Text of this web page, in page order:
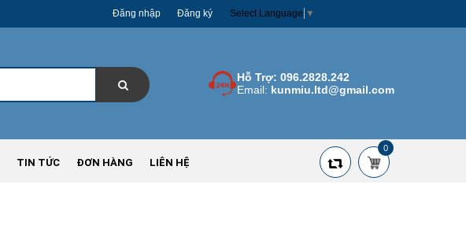
Đăng nhập Đăng ký Select Language ▼
Hỗ Trợ: 096.2828.242
Email: kunmiu.ltd@gmail.com
TIN TỨC ĐƠN HÀNG LIÊN HỆ
0